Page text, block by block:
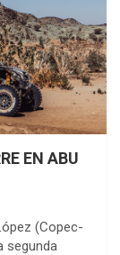
EN ABU
(Copec-
segunda